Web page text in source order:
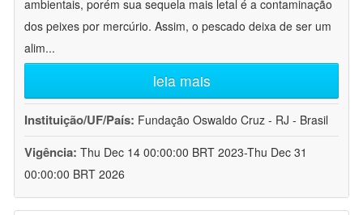
ambientais, porém sua sequela mais letal é a contaminação
dos peixes por mercúrio. Assim, o pescado deixa de ser um
alim...
leia mais
Instituição/UF/País: Fundação Oswaldo Cruz - RJ - Brasil
Vigência: Thu Dec 14 00:00:00 BRT 2023-Thu Dec 31
00:00:00 BRT 2026